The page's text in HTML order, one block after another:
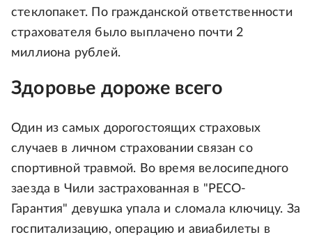
стеклопакет. По гражданской ответственности
страхователя было выплачено почти 2
миллиона рублей.
Здоровье дороже всего
Один из самых дорогостоящих страховых
случаев в личном страховании связан со
спортивной травмой. Во время велосипедного
заезда в Чили застрахованная в "РЕСО-
Гарантия" девушка упала и сломала ключицу. За
госпитализацию, операцию и авиабилеты в